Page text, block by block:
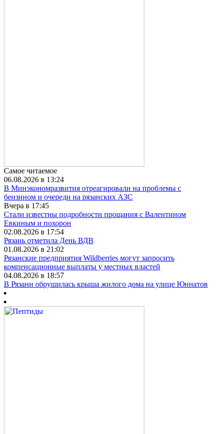
Самое читаемое
06.08.2026 в 13:24
В Минэкономразвития отреагировали на проблемы с
бензином и очереди на рязанских АЗС
Вчера в 17:45
Стали известны подробности прощания с Валентином
Евкиным и похорон
02.08.2026 в 17:54
Рязань отметила День ВДВ
01.08.2026 в 21:02
Рязанские предприятия Wildberries могут запросить
компенсационные выплаты у местных властей
04.08.2026 в 18:57
В Рязани обрушилась крыша жилого дома на улице Юннатов